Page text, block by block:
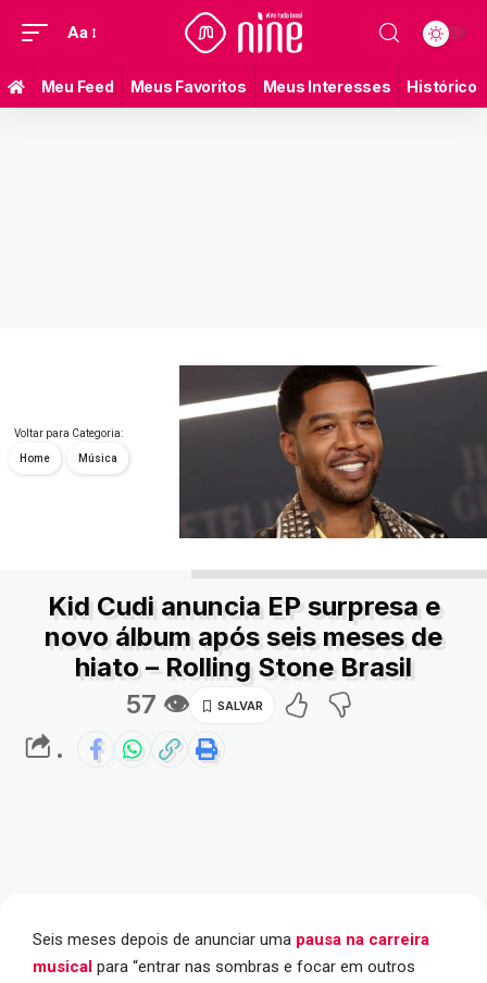
Aa
Meu Feed Meus Favoritos Meus Interesses Histórico
Voltar para Categoria:
Home Música
Kid Cudi anuncia EP surpresa e
novo álbum após seis meses de
hiato – Rolling Stone Brasil
57 👁
.
Seis meses depois de anunciar uma pausa na carreira
musical para “entrar nas sombras e focar em outros